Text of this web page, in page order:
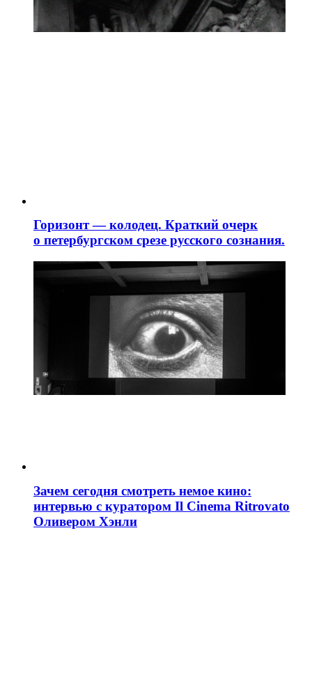
Горизонт — колодец. Краткий очерк
о петербургском срезе русского сознания.
Зачем сегодня смотреть немое кино:
интервью с куратором Il Cinema Ritrovato
Оливером Хэнли